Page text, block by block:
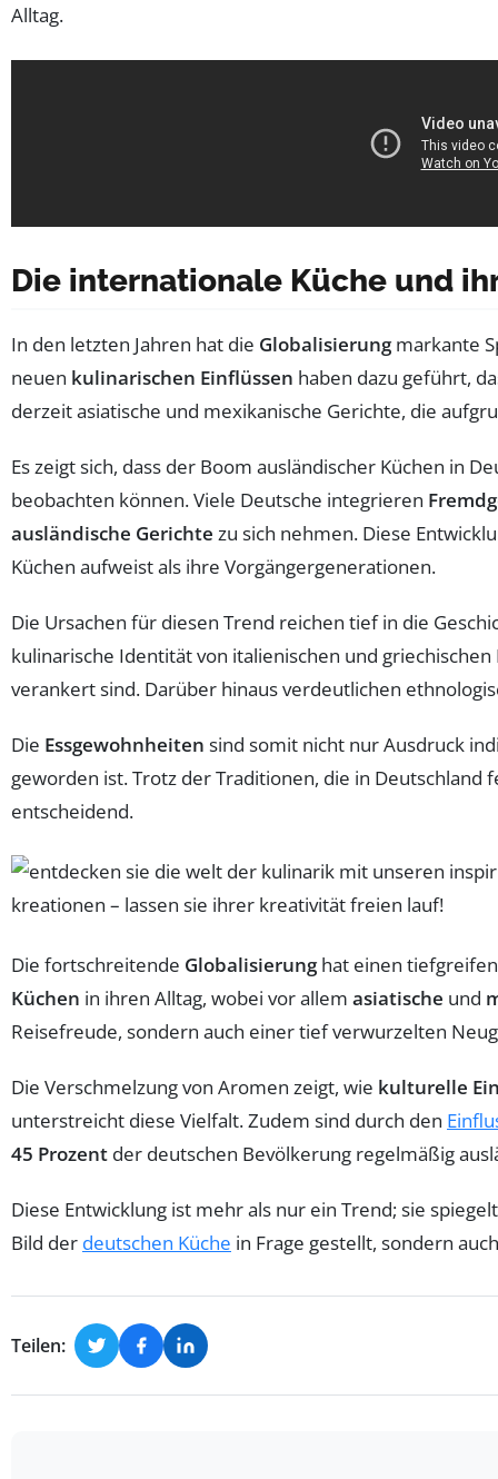
Alltag.
Die internationale Küche und
In den letzten Jahren hat die Globalisierungmarkante
neuen kulinarischen Einflüssen haben dazu geführt,
derzeit asiatische und mexikanische Gerichte, die
Es zeigt sich, dass der Boom ausländischer Küchen in
beobachten können. Viele Deutsche integrieren
ausländische Gerichte zu sich nehmen. Diese
Küchen aufweist als ihre Vorgängergenerationen.
Die Ursachen für diesen Trend reichen tief in die
kulinarische Identität von italienischen und
verankert sind. Darüber hinaus verdeutlichen
Die Essgewohnheiten sind somit nicht nur Ausdruck
geworden ist. Trotz der Traditionen, die in
entscheidend.
Die fortschreitende Globalisierunghat einen
Küchen in ihren Alltag, wobei vor allem asiatische und
Reisefreude, sondern auch einer tief verwurzelten
Die Verschmelzung von Aromen zeigt, wie kulturelle
unterstreicht diese Vielfalt. Zudem sind durch den
45 Prozent der deutschen Bevölkerung regelmäßig
Diese Entwicklung ist mehr als nur ein Trend; sie
Bild der deutschen Küche in Frage gestellt, sondern
Teilen: